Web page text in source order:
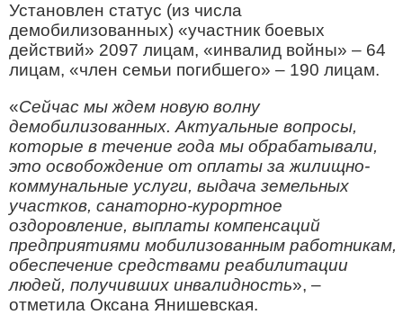
Установлен статус (из числа
демобилизованных) «участник боевых
действий» 2097 лицам, «инвалид войны» – 64
лицам, «член семьи погибшего» – 190 лицам.
«Сейчас мы ждем новую волну
демобилизованных. Актуальные вопросы,
которые в течение года мы обрабатывали,
это освобождение от оплаты за жилищно-
коммунальные услуги, выдача земельных
участков, санаторно-курортное
оздоровление, выплаты компенсаций
предприятиями мобилизованным работникам,
обеспечение средствами реабилитации
людей, получивших инвалидность», –
отметила Оксана Янишевская.